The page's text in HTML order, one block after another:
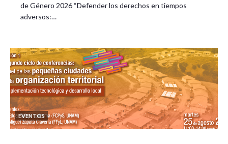
de Género 2026 “Defender los derechos en tiempos
adversos:…
EVENTOS